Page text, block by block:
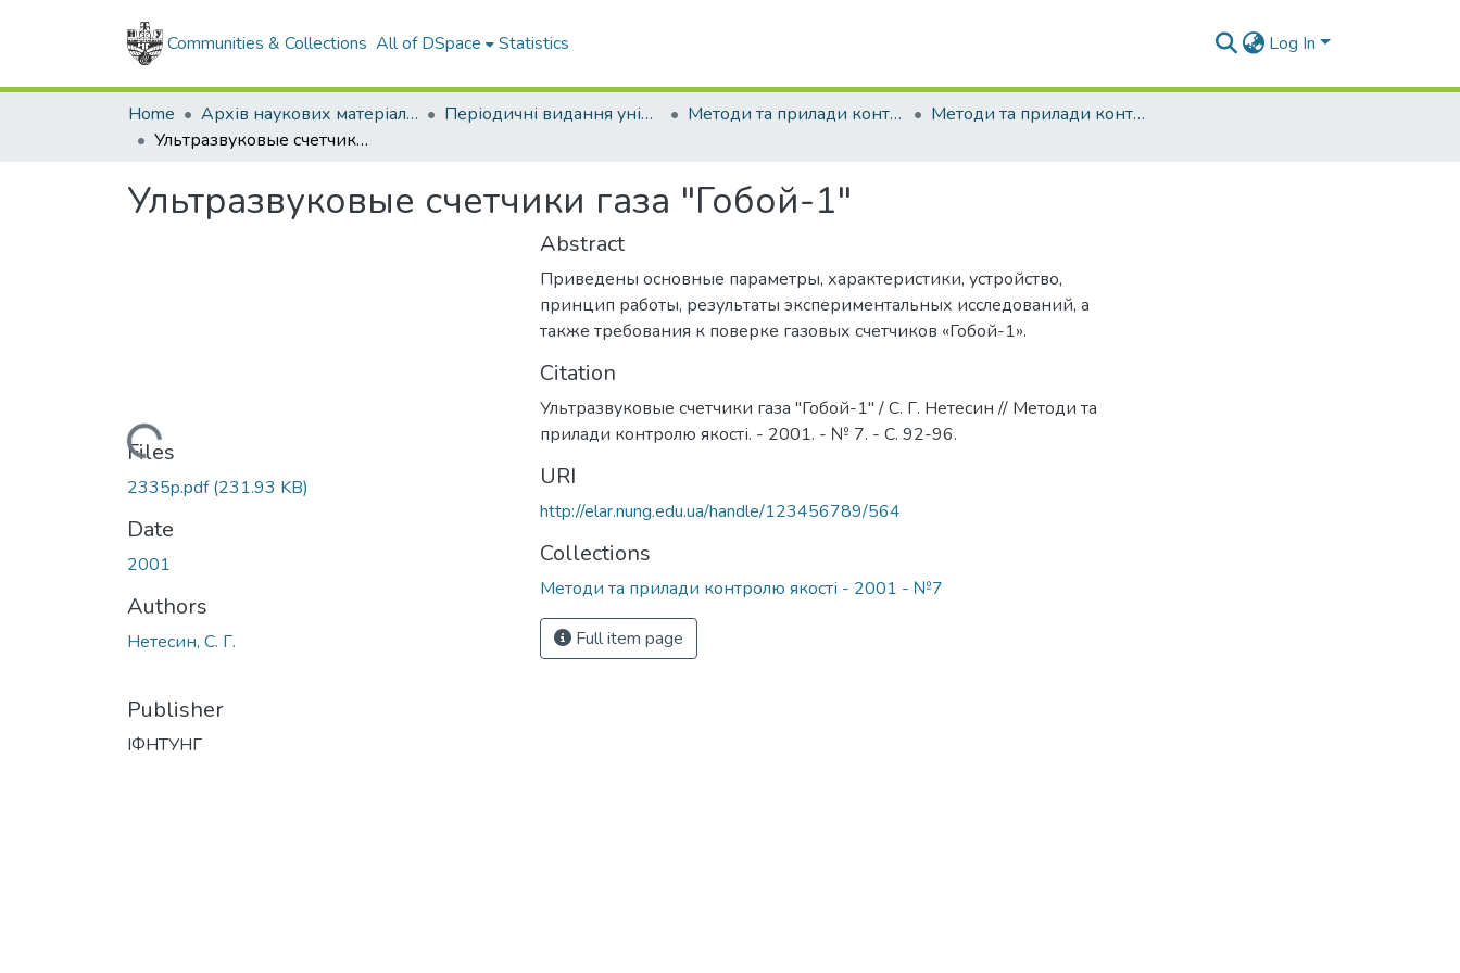
Communities & Collections All of DSpace Statistics Log In
Home Архів наукових матеріалів Періодичні видання університету Методи та прилади контролю якості
Методи та прилади контролю якості - 2001 - №7
Ультразвуковые счетчики газа "Гобой-1"
Ультразвуковые счетчики газа "Гобой-1"
Loading...
Files
2335p.pdf(231.93 KB)
Date
2001
Authors
Нетесин, С. Г.
Publisher
ІФНТУНГ
Abstract
Приведены основные параметры, характеристики, устройство,
принцип работы, результаты экспериментальных исследований, а
также требования к поверке газовых счетчиков «Гобой-1».
Citation
Ультразвуковые счетчики газа "Гобой-1" / С. Г. Нетесин // Методи та
прилади контролю якості. - 2001. - № 7. - С. 92-96.
URI
http://elar.nung.edu.ua/handle/123456789/564
Collections
Методи та прилади контролю якості - 2001 - №7
Full item page